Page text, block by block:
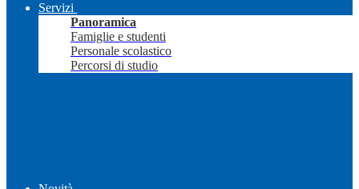
Servizi
Panoramica
Famiglie e studenti
Personale scolastico
Percorsi di studio